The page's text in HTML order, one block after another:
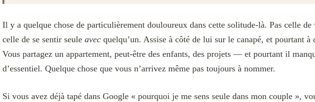
Il y a quelque chose de particulièrement douloureux dans cette solitude-là. Pas celle
celle de se sentir seule avec quelqu’un. Assise à côté de lui sur le canapé, et pourtant à
Vous partagez un appartement, peut-être des enfants, des projets — et pourtant il
d’essentiel. Quelque chose que vous n’arrivez même pas toujours à nommer.
Si vous avez déjà tapé dans Google « pourquoi je me sens seule dans mon couple »,